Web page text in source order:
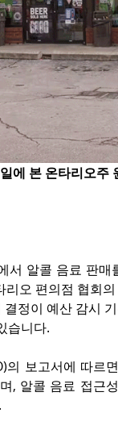
에 본 온타리오주
서 알콜 음료 판
오 편의점 협회
정이 예산 감시
습니다.
의 보고서에 따르
, 알콜 음료 접근